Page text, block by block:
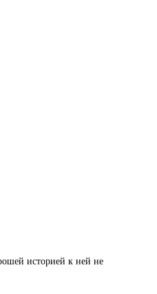
историей к ней не